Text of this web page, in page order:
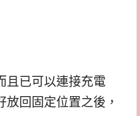
且已可以連接充電
回固定位置之後，